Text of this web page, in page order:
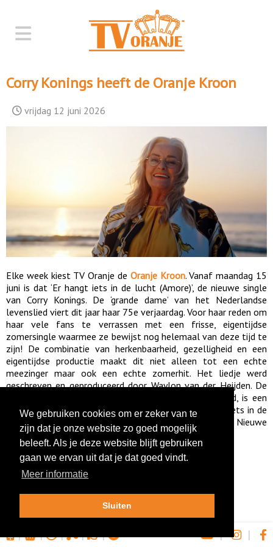
Corry Konings heeft de Oranje Kroon
vrijdag 12 juni 2026
Elke week kiest TV Oranje de Oranje Kroon. Vanaf maandag 15
juni is dat ‘Er hangt iets in de lucht (Amore)’, de nieuwe single
van Corry Konings. De ‘grande dame’ van het Nederlandse
levenslied viert dit jaar haar 75e verjaardag. Voor haar reden om
haar vele fans te verrassen met een frisse, eigentijdse
zomersingle waarmee ze bewijst nog helemaal van deze tijd te
zijn! De combinatie van herkenbaarheid, gezelligheid en een
eigentijdse productie maakt dit niet alleen tot een echte
meezinger maar ook een echte zomerhit. Het liedje werd
geschreven en geproduceerd door Waylon van der Heijden. De
bijbehorende clip, die werd opgenomen aan het strand, is een
week lang extra vaak te zien bij TV Oranje. ‘Er hangt iets in de
lucht (Amore)’ is deze week ook te horen als Hollandse Nieuwe
RADIONL.
| | | | | | |
We gebruiken cookies om er zeker van te
zijn dat je onze website zo goed mogelijk
beleeft. Als je deze website blijft gebruiken
gaan we ervan uit dat je dat goed vindt.
Meer informatie
Sluiten